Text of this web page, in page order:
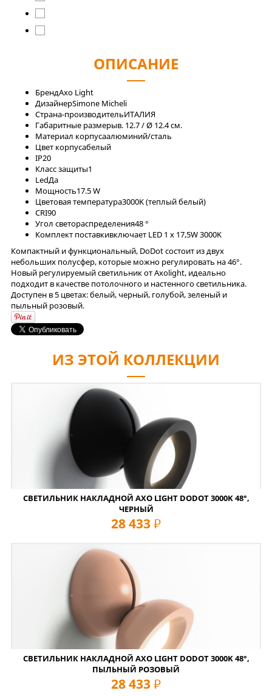
ОПИСАНИЕ
БрендAxo Light
ДизайнерSimone Micheli
Страна-производительИТАЛИЯ
Габаритные размерыв. 12.7 / Ø 12.4 см.
Материал корпусаалюминий/сталь
Цвет корпусабелый
IP20
Класс защиты1
LedДа
Мощность17.5 W
Цветовая температура3000K (теплый белый)
CRI90
Угол светораспределения48 °
Комплект поставкивключает LED 1 x 17,5W 3000K
Компактный и функциональный, DoDot состоит из двух
небольших полусфер, которые можно регулировать на 46°.
Новый регулируемый светильник от Axolight, идеально
подходит в качестве потолочного и настенного светильника.
Доступен в 5 цветах: белый, черный, голубой, зеленый и
пыльный розовый.
ИЗ ЭТОЙ КОЛЛЕКЦИИ
СВЕТИЛЬНИК НАКЛАДНОЙ AXO LIGHT DODOT 3000K 48°,
ЧЕРНЫЙ
28 433 руб
СВЕТИЛЬНИК НАКЛАДНОЙ AXO LIGHT DODOT 3000K 48°,
ПЫЛЬНЫЙ РОЗОВЫЙ
28 433 руб